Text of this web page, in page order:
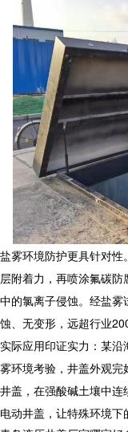
盐雾环境防护更具针对
层附着力，再喷涂氟碳
中的氯离子侵蚀。经盐
蚀、无变形，远超行业
实际应用印证实力：某
雾环境考验，井盖外观
井盖 ，在强酸碱土壤中
电动井盖 ，让特殊环境下